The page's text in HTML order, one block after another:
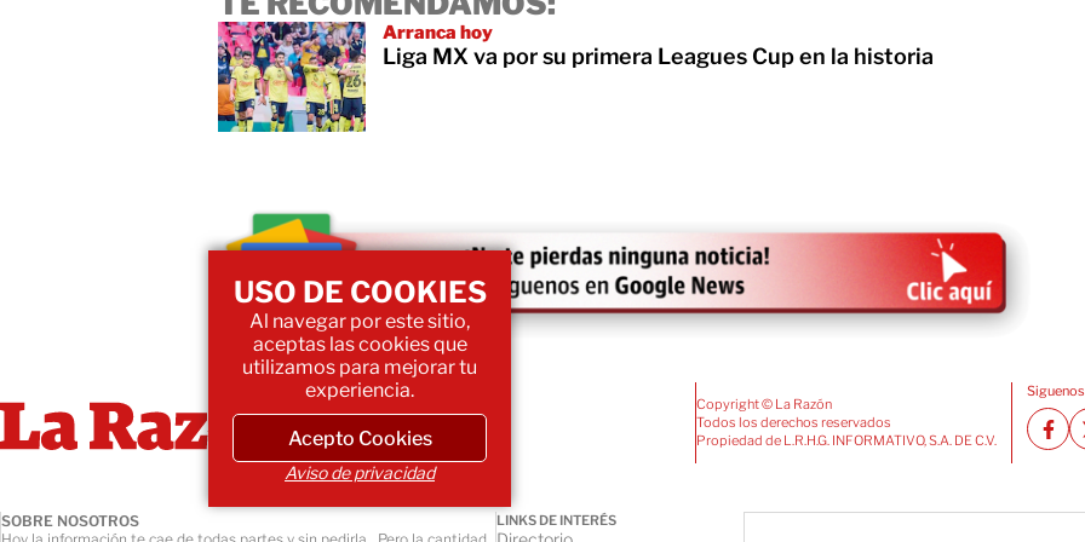
Arranca hoy
Liga MX va por su primera Leagues Cup en la historia
Copyright © La Razón
Todos los derechos reservados
Propiedad de L.R.H.G. INFORMATIVO, S.A. DE C.V.
SOBRE NOSOTROS
LINKS DE INTERÉS
USO DE COOKIES
Al navegar por este sitio,
aceptas las cookies que
utilizamos para mejorar tu
experiencia.
Acepto Cookies
Aviso de privacidad